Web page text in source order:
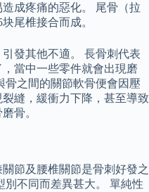
成疼痛的惡化。 尾骨（拉
尾椎接合而成。
發其他不適。 長骨刺代表
當中一些零件就會出現磨
骨之間的關節軟骨便會因壓
縫，緩衝力下降，甚至導致
骨。
節及腰椎關節是骨刺好發之
別不同而差異甚大。 單純性